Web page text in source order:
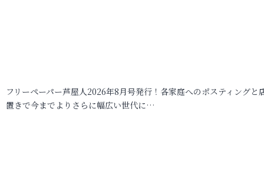
フリーペーパー芦屋人2026年8月号発行！各家庭へのポスティングと
置きで今までよりさらに幅広い世代に…